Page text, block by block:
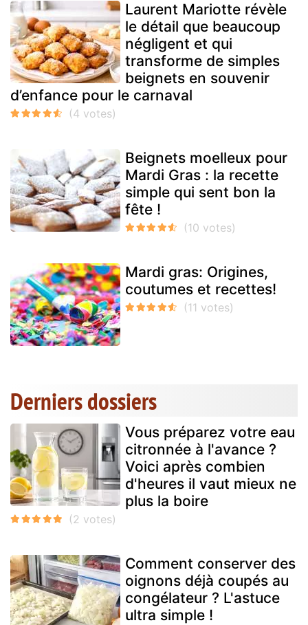
Laurent Mariotte révèle
le détail que beaucoup
négligent et qui
transforme de simples
beignets en souvenir
d’enfance pour le carnaval
Beignets moelleux pour
Mardi Gras : la recette
simple qui sent bon la
fête !
Mardi gras: Origines,
coutumes et recettes!
Derniers dossiers
Vous préparez votre eau
citronnée à l'avance ?
Voici après combien
d'heures il vaut mieux ne
plus la boire
Comment conserver des
oignons déjà coupés au
congélateur ? L'astuce
ultra simple !